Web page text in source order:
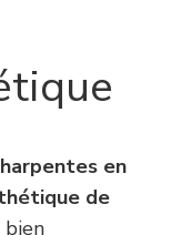
en
de
bien